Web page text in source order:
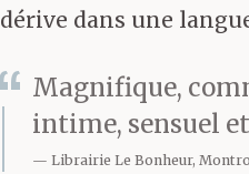
dérive dans une
Magnifique,
intime, sensuel
Librairie Le Bonheur,